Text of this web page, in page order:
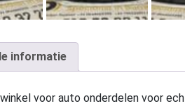
informatie
voor auto onderdelen voor